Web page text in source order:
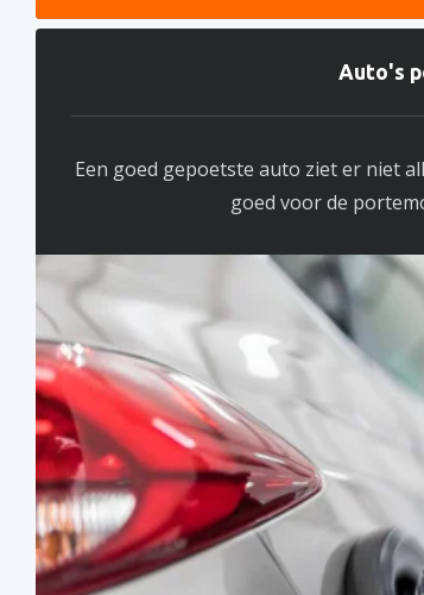
Auto's
Een goed gepoetste auto ziet er niet
goed voor de